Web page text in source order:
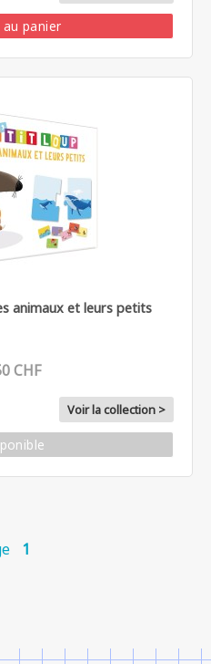
panier
animaux et leurs petits
CHF
Voir la collection >
1